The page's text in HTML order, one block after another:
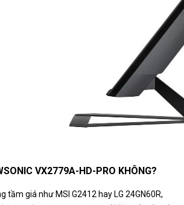
VX2779A-HD-PRO KHÔNG?
tầm giá như MSI G2412 hay LG 24GN60R,